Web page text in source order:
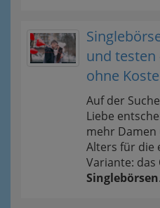
und testen
ohne
Auf der
Liebe
mehr
Alters für die
Variante: das
Singlebörsen.